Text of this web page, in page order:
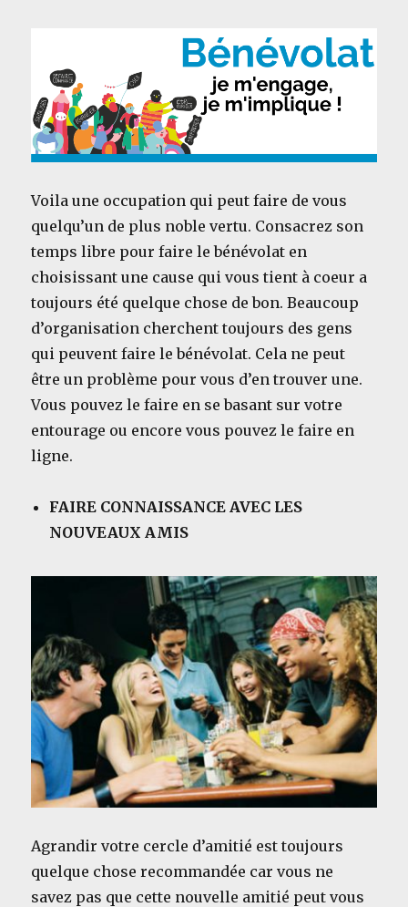
Voila une occupation qui peut faire de vous
quelqu’un de plus noble vertu. Consacrez son
temps libre pour faire le bénévolat en
choisissant une cause qui vous tient à coeur a
toujours été quelque chose de bon. Beaucoup
d’organisation cherchent toujours des gens
qui peuvent faire le bénévolat. Cela ne peut
être un problème pour vous d’en trouver une.
Vous pouvez le faire en se basant sur votre
entourage ou encore vous pouvez le faire en
ligne.
FAIRE CONNAISSANCE AVEC LES
NOUVEAUX AMIS
Agrandir votre cercle d’amitié est toujours
quelque chose recommandée car vous ne
savez pas que cette nouvelle amitié peut vous